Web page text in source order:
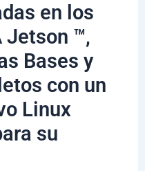
en los
Jetson ™,
Bases y
con un
Linux
su